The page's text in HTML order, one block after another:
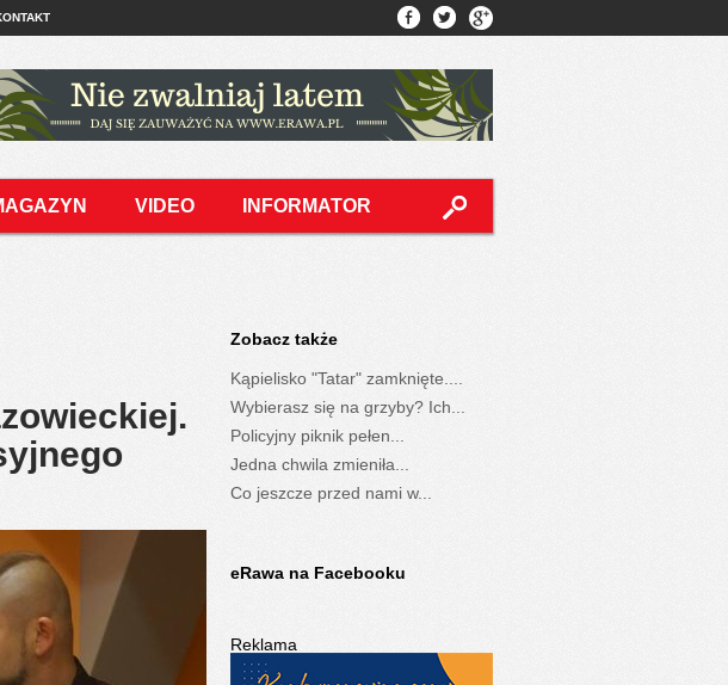
VIDEO INFORMATOR
Zobacz także
Kąpielisko "Tatar" zamknięte....
Wybierasz się na grzyby? Ich...
Policyjny piknik pełen...
Jedna chwila zmieniła...
Co jeszcze przed nami w...
eRawa na Facebooku
Reklama